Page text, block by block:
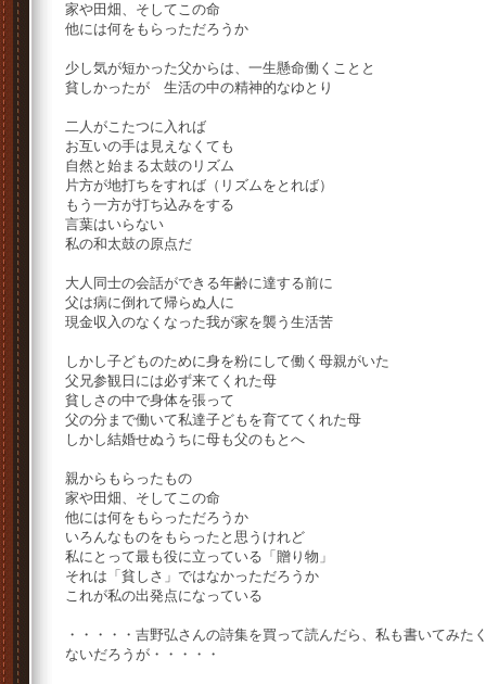
家や田畑、そしてこの命
他には何をもらっただろうか
少し気が短かった父からは、一生懸命働くことと
貧しかったが 生活の中の精神的なゆとり
二人がこたつに入れば
お互いの手は見えなくても
自然と始まる太鼓のリズム
片方が地打ちをすれば（リズムをとれば）
もう一方が打ち込みをする
言葉はいらない
私の和太鼓の原点だ
大人同士の会話ができる年齢に達する前に
父は病に倒れて帰らぬ人に
現金収入のなくなった我が家を襲う生活苦
しかし子どものために身を粉にして働く母親がいた
父兄参観日には必ず来てくれた母
貧しさの中で身体を張って
父の分まで働いて私達子どもを育ててくれた母
しかし結婚せぬうちに母も父のもとへ
親からもらったもの
家や田畑、そしてこの命
他には何をもらっただろうか
いろんなものをもらったと思うけれど
私にとって最も役に立っている「贈り物」
それは「貧しさ」ではなかっただろうか
これが私の出発点になっている
・・・・・吉野弘さんの詩集を買って読んだら、私も書いてみた
ないだろうが・・・・・